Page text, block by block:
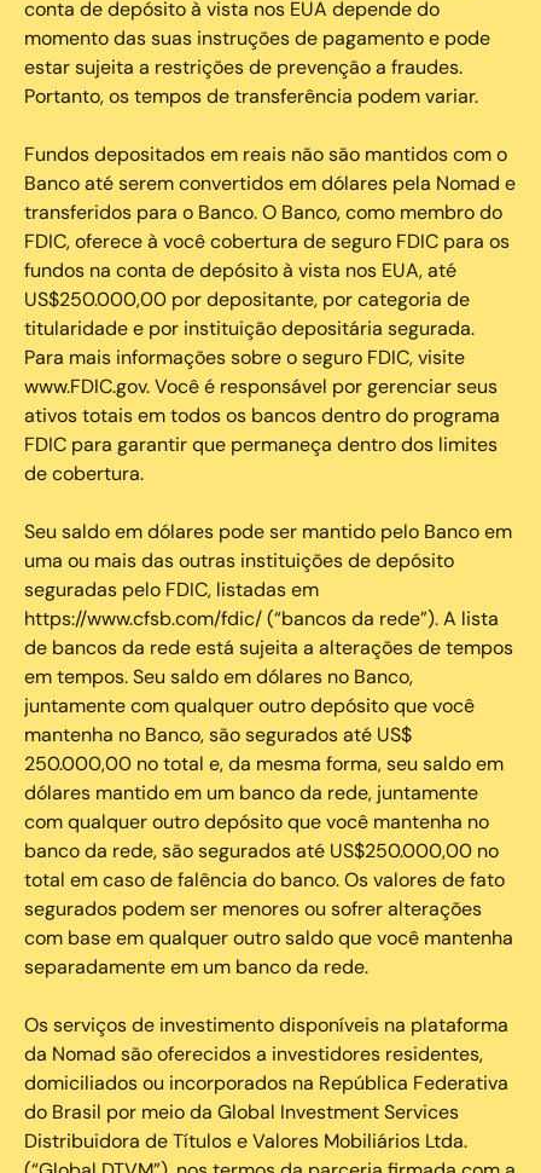
conta de depósito à vista nos EUA depende do
momento das suas instruções de pagamento e pode
estar sujeita a restrições de prevenção a fraudes.
Portanto, os tempos de transferência podem variar.
Fundos depositados em reais não são mantidos com o
Banco até serem convertidos em dólares pela Nomad e
transferidos para o Banco. O Banco, como membro do
FDIC, oferece à você cobertura de seguro FDIC para os
fundos na conta de depósito à vista nos EUA, até
US$250.000,00 por depositante, por categoria de
titularidade e por instituição depositária segurada.
Para mais informações sobre o seguro FDIC, visite
www.FDIC.gov. Você é responsável por gerenciar seus
ativos totais em todos os bancos dentro do programa
FDIC para garantir que permaneça dentro dos limites
de cobertura.
Seu saldo em dólares pode ser mantido pelo Banco em
uma ou mais das outras instituições de depósito
seguradas pelo FDIC, listadas em
https://www.cfsb.com/fdic/ (“bancos da rede”). A lista
de bancos da rede está sujeita a alterações de tempos
em tempos. Seu saldo em dólares no Banco,
juntamente com qualquer outro depósito que você
mantenha no Banco, são segurados até US$
250.000,00 no total e, da mesma forma, seu saldo em
dólares mantido em um banco da rede, juntamente
com qualquer outro depósito que você mantenha no
banco da rede, são segurados até US$250.000,00 no
total em caso de falência do banco. Os valores de fato
segurados podem ser menores ou sofrer alterações
com base em qualquer outro saldo que você mantenha
separadamente em um banco da rede.
Os serviços de investimento disponíveis na plataforma
da Nomad são oferecidos a investidores residentes,
domiciliados ou incorporados na República Federativa
do Brasil por meio da Global Investment Services
Distribuidora de Títulos e Valores Mobiliários Ltda.